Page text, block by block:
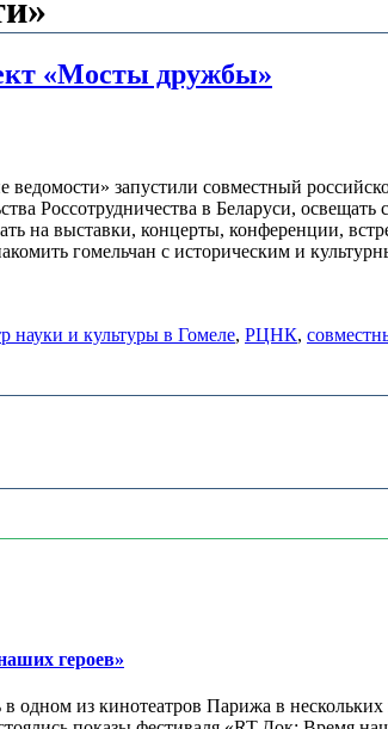
«Мосты дружбы»
ведомости» запустили совместный
Россотрудничества в Беларуси,
на выставки, концерты, конференции,
гомельчан с историческим и
науки и культуры в Гомеле, РЦНК,
героев»
из кинотеатров Парижа в